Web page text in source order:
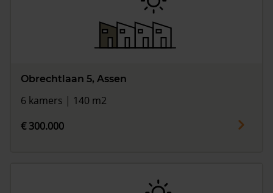
Obrechtlaan 5, Assen
6 kamers | 140 m2
€ 300.000